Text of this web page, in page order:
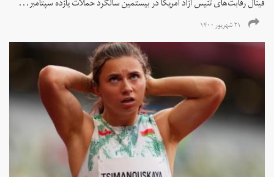
فینال رقابت‌های تنیس آزاد آمریکا در بیستمین سالگرد حملات یازده سپتامبر...
۲۱ شهریور ۱۴۰۰